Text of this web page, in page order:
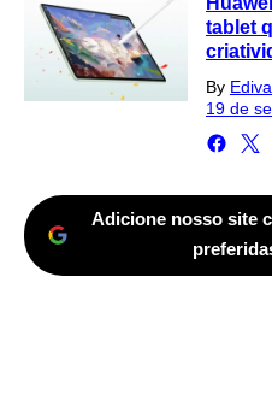
tablet
By
19 de
Adicione nosso site